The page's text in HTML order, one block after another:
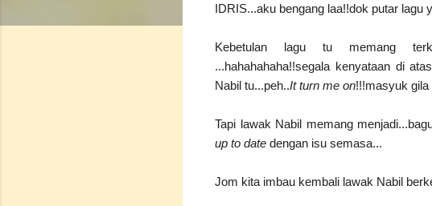
IDRIS...aku bengang laa!!dok putar lagu
Kebetulan lagu tu memang
...hahahahaha!!segala kenyataan di
Nabil tu...peh..It turn me on!!!masyuk gila
Tapi lawak Nabil memang
up to date dengan isu semasa...
Jom kita imbau kembali lawak Nabil